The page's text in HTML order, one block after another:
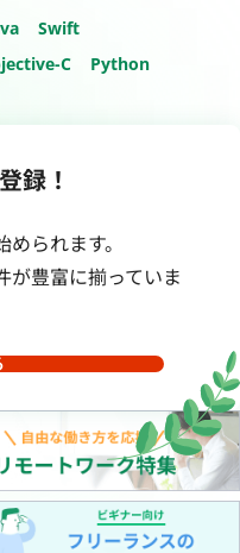
Swift
C Python
録！
られます。
が豊富に揃っていま